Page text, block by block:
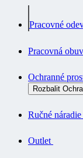
Pracovné
Pracovná obuv
Ochranné
Rozbalit
Ručné náradie
Outlet